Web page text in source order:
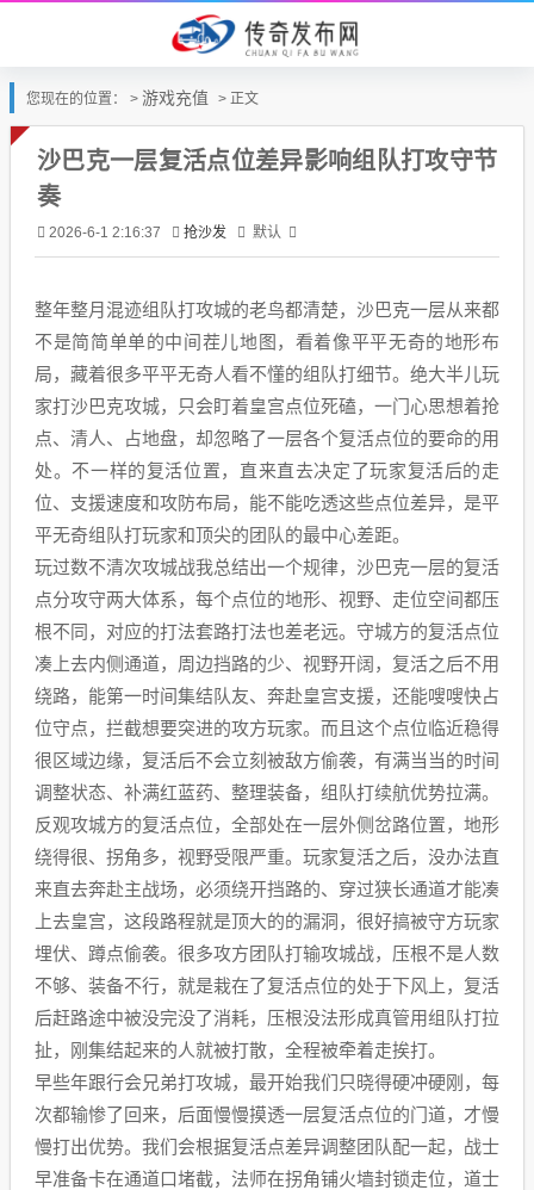
您现在的位置： > 游戏充值 > 正文
沙巴克一层复活点位差异影响组队打攻守节
奏
2026-6-1 2:16:37 抢沙发 默认
整年整月混迹组队打攻城的老鸟都清楚，沙巴克一层从来都
不是简简单单的中间茬儿地图，看着像平平无奇的地形布
局，藏着很多平平无奇人看不懂的组队打细节。绝大半儿玩
家打沙巴克攻城，只会盯着皇宫点位死磕，一门心思想着抢
点、清人、占地盘，却忽略了一层各个复活点位的要命的用
处。不一样的复活位置，直来直去决定了玩家复活后的走
位、支援速度和攻防布局，能不能吃透这些点位差异，是平
平无奇组队打玩家和顶尖的团队的最中心差距。
玩过数不清次攻城战我总结出一个规律，沙巴克一层的复活
点分攻守两大体系，每个点位的地形、视野、走位空间都压
根不同，对应的打法套路打法也差老远。守城方的复活点位
凑上去内侧通道，周边挡路的少、视野开阔，复活之后不用
绕路，能第一时间集结队友、奔赴皇宫支援，还能嗖嗖快占
位守点，拦截想要突进的攻方玩家。而且这个点位临近稳得
很区域边缘，复活后不会立刻被敌方偷袭，有满当当的时间
调整状态、补满红蓝药、整理装备，组队打续航优势拉满。
反观攻城方的复活点位，全部处在一层外侧岔路位置，地形
绕得很、拐角多，视野受限严重。玩家复活之后，没办法直
来直去奔赴主战场，必须绕开挡路的、穿过狭长通道才能凑
上去皇宫，这段路程就是顶大的的漏洞，很好搞被守方玩家
埋伏、蹲点偷袭。很多攻方团队打输攻城战，压根不是人数
不够、装备不行，就是栽在了复活点位的处于下风上，复活
后赶路途中被没完没了消耗，压根没法形成真管用组队打拉
扯，刚集结起来的人就被打散，全程被牵着走挨打。
早些年跟行会兄弟打攻城，最开始我们只晓得硬冲硬刚，每
次都输惨了回来，后面慢慢摸透一层复活点位的门道，才慢
慢打出优势。我们会根据复活点差异调整团队配一起，战士
早准备卡在通道口堵截，法师在拐角铺火墙封锁走位，道士